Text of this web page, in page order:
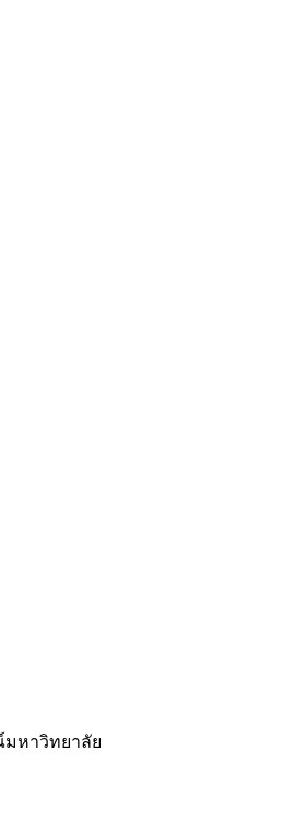
มหาวิทยาลัย